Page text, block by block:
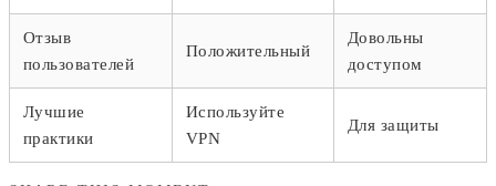
Отзыв
пользователей
Положительный
Довольны
доступом
Лучшие
практики
Используйте
VPN
Для защиты